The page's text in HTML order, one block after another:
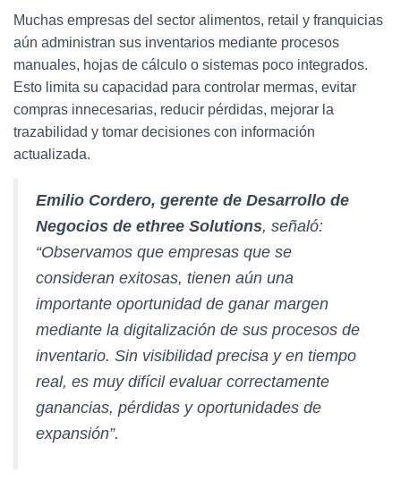
Muchas empresas del sector alimentos, retail y franquicias
aún administran sus inventarios mediante procesos
manuales, hojas de cálculo o sistemas poco integrados.
Esto limita su capacidad para controlar mermas, evitar
compras innecesarias, reducir pérdidas, mejorar la
trazabilidad y tomar decisiones con información
actualizada.
Emilio Cordero, gerente de Desarrollo de
Negocios de ethree Solutions, señaló:
“Observamos que empresas que se
consideran exitosas, tienen aún una
importante oportunidad de ganar margen
mediante la digitalización de sus procesos de
inventario. Sin visibilidad precisa y en tiempo
real, es muy difícil evaluar correctamente
ganancias, pérdidas y oportunidades de
expansión”.